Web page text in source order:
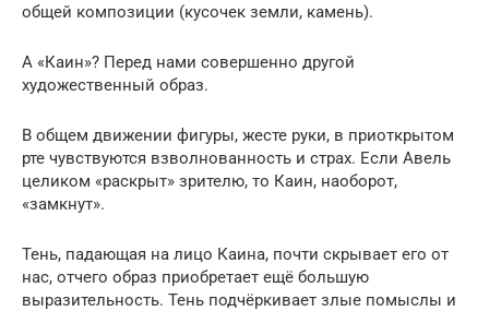
общей композиции (кусочек земли, камень).
А «Каин»? Перед нами совершенно другой
художественный образ.
В общем движении фигуры, жесте руки, в приоткрытом
рте чувствуются взволнованность и страх. Если Авель
целиком «раскрыт» зрителю, то Каин, наоборот,
«замкнут».
Тень, падающая на лицо Каина, почти скрывает его от
нас, отчего образ приобретает ещё большую
выразительность. Тень подчёркивает злые помыслы и